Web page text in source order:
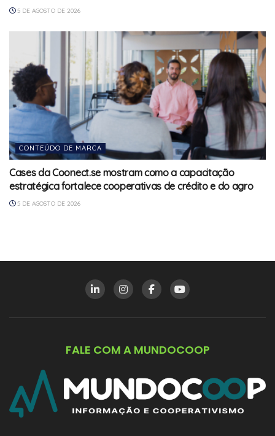
5 DE AGOSTO DE 2026
CONTEÚDO DE MARCA
Cases da Coonect.se mostram como a capacitação
estratégica fortalece cooperativas de crédito e do agro
5 DE AGOSTO DE 2026
FALE COM A MUNDOCOOP